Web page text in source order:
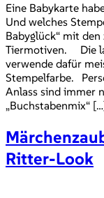
Eine Babykarte
Und welches
Babyglück“ mit
Tiermotiven. Die
verwende dafür
Stempelfarbe.
Anlass sind immer
„Buchstabenmix“
Ritter-Look